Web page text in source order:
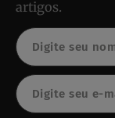
artigos.
Nome
Email